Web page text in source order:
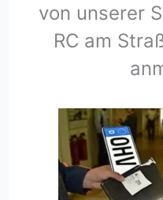
von unserer
RC am